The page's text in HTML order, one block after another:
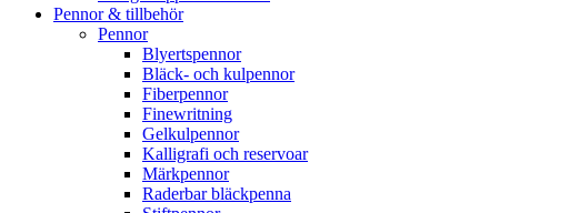
Pennor & tillbehör
Pennor
Blyertspennor
Bläck- och kulpennor
Fiberpennor
Finewritning
Gelkulpennor
Kalligrafi och reservoar
Märkpennor
Raderbar bläckpenna